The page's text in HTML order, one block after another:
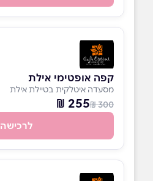
קפה אופטימי אילת
מסעדה איטלקית בטיילת אילת
300 ₪
255 ₪
לרכישה